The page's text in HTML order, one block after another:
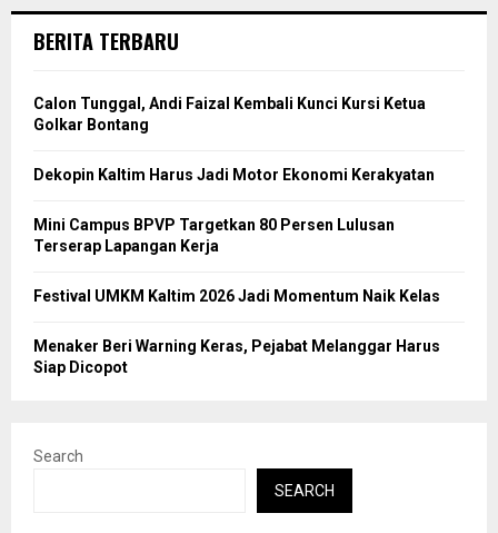
BERITA TERBARU
Calon Tunggal, Andi Faizal Kembali Kunci Kursi Ketua
Golkar Bontang
Dekopin Kaltim Harus Jadi Motor Ekonomi Kerakyatan
Mini Campus BPVP Targetkan 80 Persen Lulusan
Terserap Lapangan Kerja
Festival UMKM Kaltim 2026 Jadi Momentum Naik Kelas
Menaker Beri Warning Keras, Pejabat Melanggar Harus
Siap Dicopot
Search
SEARCH